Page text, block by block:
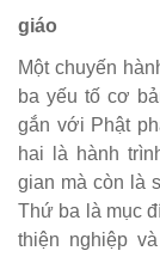
giáo
Một chuyến
ba yếu tố cơ
gắn với Phật
hai là hành
gian mà còn là
Thứ ba là mục
thiện nghiệp